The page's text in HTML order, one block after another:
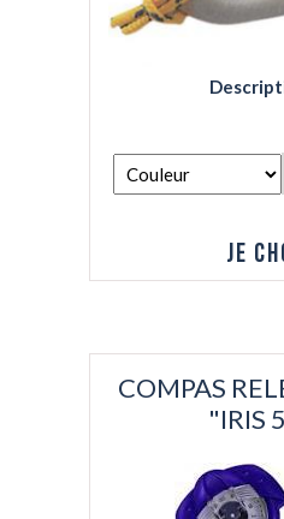
frontale et sur le
Flottant - Graduation
Je
COMPAS
"IRIS